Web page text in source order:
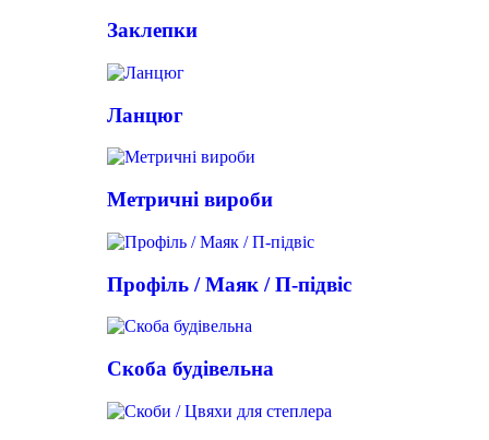
Заклепки
Ланцюг
Метричні вироби
Профіль / Маяк / П-підвіс
Скоба будівельна